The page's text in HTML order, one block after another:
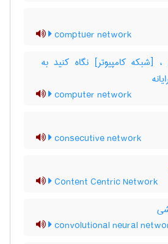
comptuer network
computer network
consecutive network
Content Centric Network
convolutional neural